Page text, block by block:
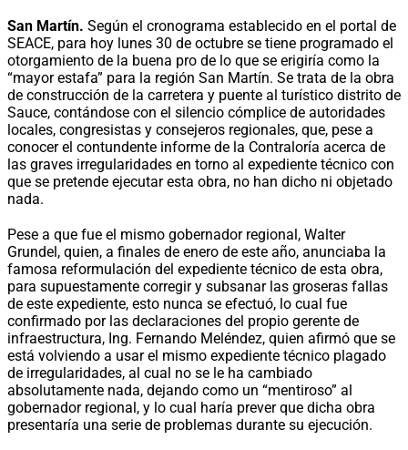
San Martín. Según el cronograma establecido en el portal de
SEACE, para hoy lunes 30 de octubre se tiene programado el
otorgamiento de la buena pro de lo que se erigiría como la
“mayor estafa” para la región San Martín. Se trata de la obra
de construcción de la carretera y puente al turístico distrito de
Sauce, contándose con el silencio cómplice de autoridades
locales, congresistas y consejeros regionales, que, pese a
conocer el contundente informe de la Contraloría acerca de
las graves irregularidades en torno al expediente técnico con
que se pretende ejecutar esta obra, no han dicho ni objetado
nada.
Pese a que fue el mismo gobernador regional, Walter
Grundel, quien, a finales de enero de este año, anunciaba la
famosa reformulación del expediente técnico de esta obra,
para supuestamente corregir y subsanar las groseras fallas
de este expediente, esto nunca se efectuó, lo cual fue
confirmado por las declaraciones del propio gerente de
infraestructura, Ing. Fernando Meléndez, quien afirmó que se
está volviendo a usar el mismo expediente técnico plagado
de irregularidades, al cual no se le ha cambiado
absolutamente nada, dejando como un “mentiroso” al
gobernador regional, y lo cual haría prever que dicha obra
presentaría una serie de problemas durante su ejecución.